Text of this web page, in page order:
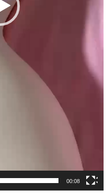
00:08